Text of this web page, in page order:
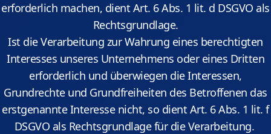
erforderlich machen, dient Art. 6 Abs. 1 lit. d DSGVO als
Rechtsgrundlage.
Ist die Verarbeitung zur Wahrung eines berechtigten
Interesses unseres Unternehmens oder eines Dritten
erforderlich und überwiegen die Interessen,
Grundrechte und Grundfreiheiten des Betroffenen das
erstgenannte Interesse nicht, so dient Art. 6 Abs. 1 lit. f
DSGVO als Rechtsgrundlage für die Verarbeitung.